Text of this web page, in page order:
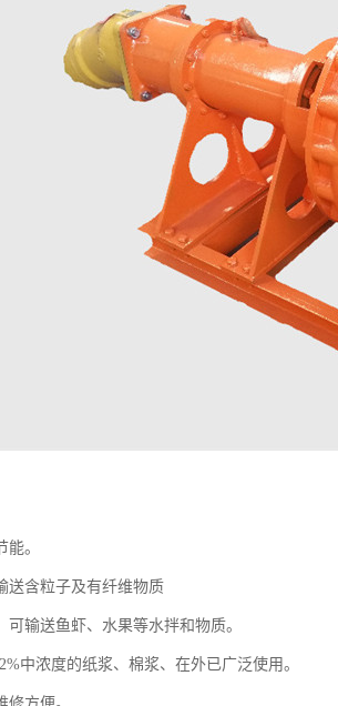
。
送含粒子及有纤维物质
可输送鱼虾、水果等水拌和物质。
中浓度的纸浆、棉浆、在外已广泛使用。